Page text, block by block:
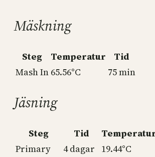
Mäskning
Steg Temperatur
Tid
Mash In 65.56°C 75 min
Jäsning
Steg Tid
Primary
4 dagar 19.44°C